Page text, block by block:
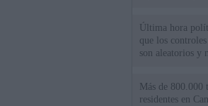
Última hora
que los
son aleatorios y
Más de 800.000
residentes en